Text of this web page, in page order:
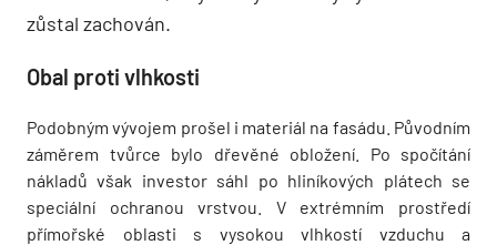
zůstal zachován.
Obal proti vlhkosti
Podobným vývojem prošel i materiál na fasádu. Původním
záměrem tvůrce bylo dřevěné obložení. Po spočítání
nákladů však investor sáhl po hliníkových plátech se
speciální ochranou vrstvou. V extrémním prostředí
přímořské oblasti s vysokou vlhkostí vzduchu a